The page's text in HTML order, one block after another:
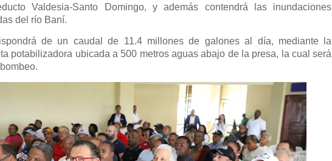
Valdesia-Santo Domingo, y además contendrá las inundaciones
del río Baní.
de un caudal de 11.4 millones de galones al día, mediante la
potabilizadora ubicada a 500 metros aguas abajo de la presa, la cual será